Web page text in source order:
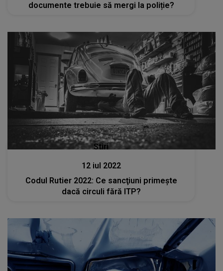
documente trebuie să mergi la poliție?
Stiri
12 iul 2022
Codul Rutier 2022: Ce sancţiuni primeşte
dacă circuli fără ITP?